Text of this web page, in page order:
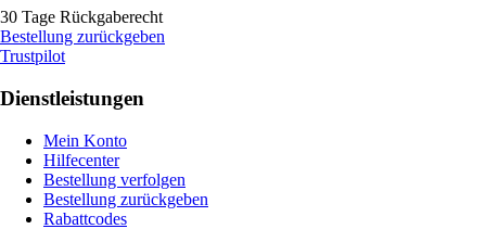
30 Tage Rückgaberecht
Bestellung zurückgeben
Trustpilot
Dienstleistungen
Mein Konto
Hilfecenter
Bestellung verfolgen
Bestellung zurückgeben
Rabattcodes